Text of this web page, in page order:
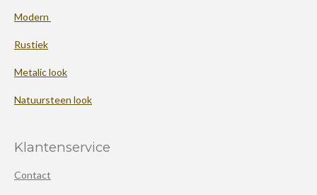
Modern
Rustiek
Metalic look
Natuursteen look
Klantenservice
Contact